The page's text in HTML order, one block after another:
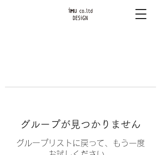
グループが見つかりません
グループリストに戻って、もう一度